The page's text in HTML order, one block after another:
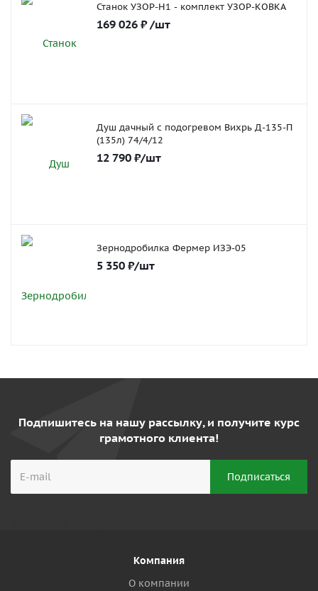
Станок УЗОР-Н1 - комплект УЗОР-КОВКА
169 026 ₽ /шт
Душ дачный с подогревом Вихрь Д-135-П
(135л) 74/4/12
12 790 ₽/шт
Зернодробилка Фермер ИЗЭ-05
5 350 ₽/шт
Подпишитесь на нашу рассылку, и получите курс
грамотного клиента!
Компания
О компании